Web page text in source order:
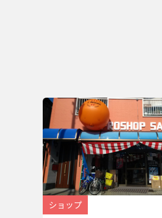
ショップ